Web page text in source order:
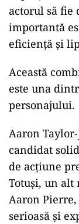
actorul să fie
importantă
eficiență și
Această
este una
personajului.
Aaron
candidat
de acțiune
Totuși, un alt
Aaron
serioasă și